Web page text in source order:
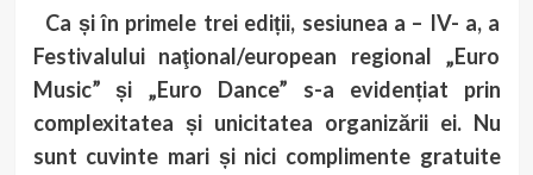
Ca și în primele trei ediții, sesiunea a – IV- a, a
Festivalului naţional/european regional „Euro
Music” și „Euro Dance” s-a evidențiat prin
complexitatea și unicitatea organizării ei. Nu
sunt cuvinte mari și nici complimente gratuite